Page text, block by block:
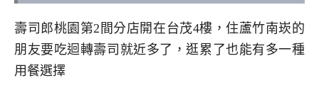
壽司郎桃園第2間分店開在台茂4樓，住蘆竹南崁的
朋友要吃迴轉壽司就近多了，逛累了也能有多一種
用餐選擇